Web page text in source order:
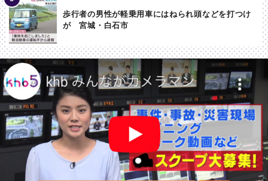
歩行者の男性が軽乗用車にはねられ頭などを打つけ
が 宮城・白石市